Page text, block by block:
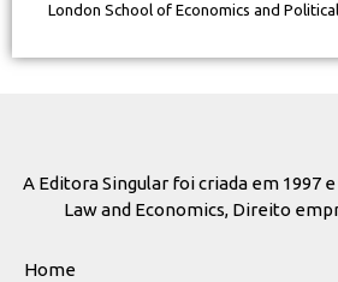
London School of Economics and Political
A Editora Singular foi criada em 1997
Law and Economics, Direito
Home